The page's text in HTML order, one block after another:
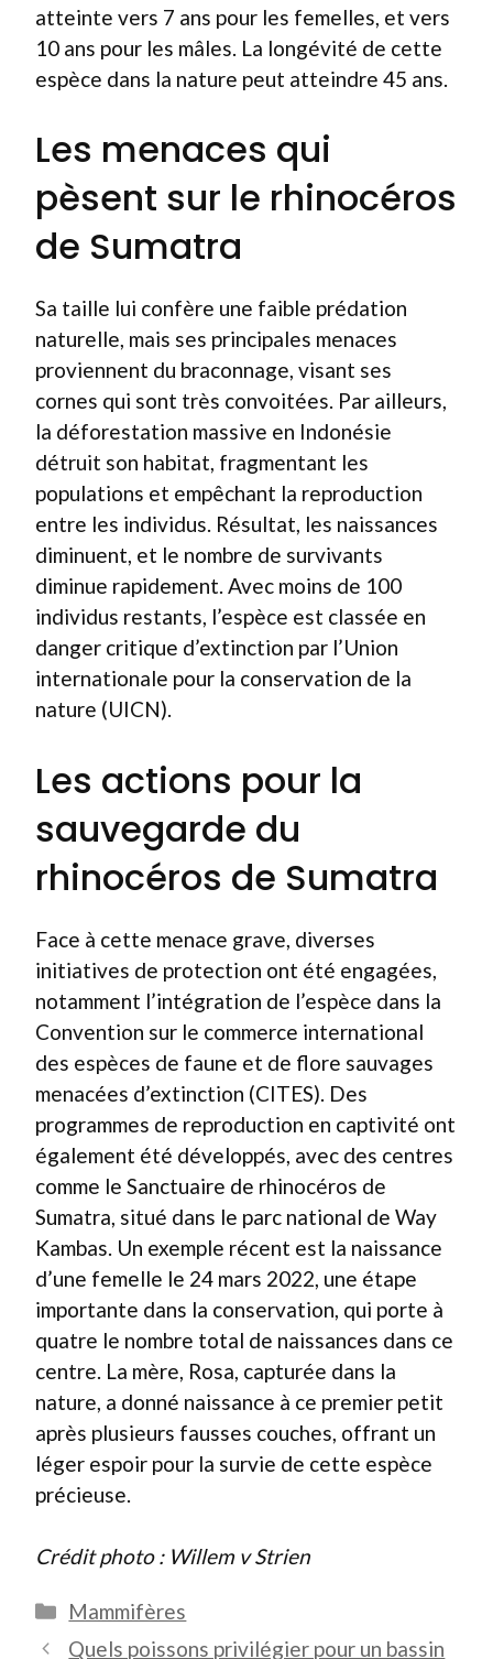
atteinte vers 7 ans pour les femelles, et vers
10 ans pour les mâles. La longévité de cette
espèce dans la nature peut atteindre 45 ans.
Les menaces qui
pèsent sur le rhinocéros
de Sumatra
Sa taille lui confère une faible prédation
naturelle, mais ses principales menaces
proviennent du braconnage, visant ses
cornes qui sont très convoitées. Par ailleurs,
la déforestation massive en Indonésie
détruit son habitat, fragmentant les
populations et empêchant la reproduction
entre les individus. Résultat, les naissances
diminuent, et le nombre de survivants
diminue rapidement. Avec moins de 100
individus restants, l’espèce est classée en
danger critique d’extinction par l’Union
internationale pour la conservation de la
nature (UICN).
Les actions pour la
sauvegarde du
rhinocéros de Sumatra
Face à cette menace grave, diverses
initiatives de protection ont été engagées,
notamment l’intégration de l’espèce dans la
Convention sur le commerce international
des espèces de faune et de flore sauvages
menacées d’extinction (CITES). Des
programmes de reproduction en captivité ont
également été développés, avec des centres
comme le Sanctuaire de rhinocéros de
Sumatra, situé dans le parc national de Way
Kambas. Un exemple récent est la naissance
d’une femelle le 24 mars 2022, une étape
importante dans la conservation, qui porte à
quatre le nombre total de naissances dans ce
centre. La mère, Rosa, capturée dans la
nature, a donné naissance à ce premier petit
après plusieurs fausses couches, offrant un
léger espoir pour la survie de cette espèce
précieuse.
Crédit photo : Willem v Strien
Catégories
Mammifères
Quels poissons privilégier pour un bassin